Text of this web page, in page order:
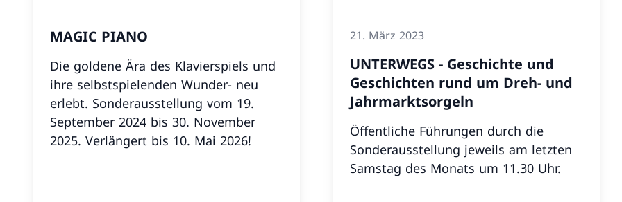
MAGIC PIANO
Die goldene Ära des Klavierspiels und
ihre selbstspielenden Wunder- neu
erlebt. Sonderausstellung vom 19.
September 2024 bis 30. November
2025. Verlängert bis 10. Mai 2026!
21. März 2023
UNTERWEGS - Geschichte und
Geschichten rund um Dreh- und
Jahrmarktsorgeln
Öffentliche Führungen durch die
Sonderausstellung jeweils am letzten
Samstag des Monats um 11.30 Uhr.